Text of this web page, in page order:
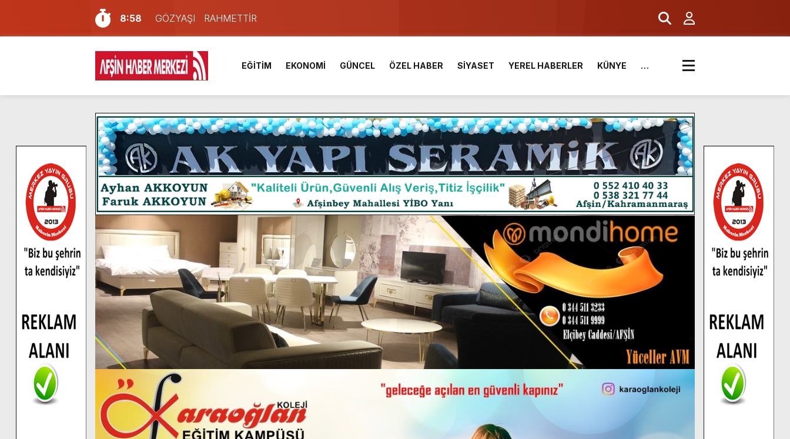
8:58
GÖZYAŞI RAHMETTİR
7:57
Afşin Sağlık Yüksek Okulu ve Meslek Yüksek Okulunda görev değişimi!
6:31
Onikişubat Belediyesi’nin Üniversite Hazırlık Kursu başvurularında son gün 7 Ağustos.
16:10
Uluslararası Bisiklet Yarışması’nda En Zorlu Etap Tamamlandı.
13:27
NOTER ONAYLI TYP LİSTESİ YAYINLANDI.
11:22
KAFUM Fuar Alanı Bulut ve Yavuz’un Ezgileriyle Şenlendi.
8:06
Afşinli bir hemşehrimizin de olduğu Filistin Konvoyu, güçlenerek ilerliyor.
14:05
Madrigal, Perşembe Günü KAFUM’da Sahne Alacak.
7:39
KEDİNİZ Mİ VAR?
4:58
İklim Dirençli Tarım İçin Güç Birliği.
EĞİTİM EKONOMİ GÜNCEL ÖZEL HABER SİYASET YEREL HABERLER KÜNYE …